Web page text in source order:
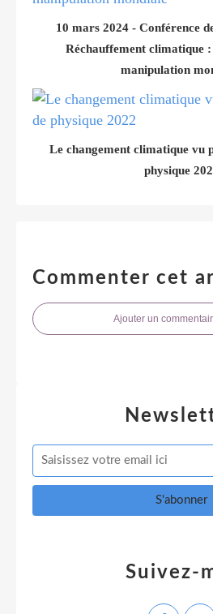
10 mars 2024 - Conférence
Réchauffement climatique :
manipulation
Le changement climatique vu
physique
Commenter cet
Ajouter un
Suivez-